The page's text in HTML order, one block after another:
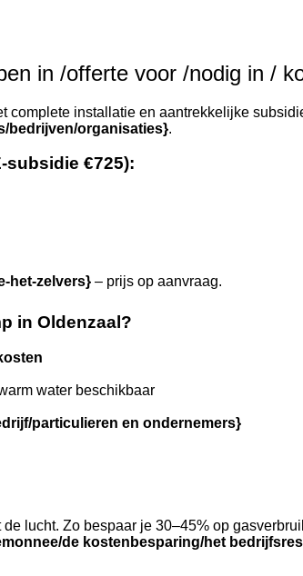
in /offerte voor /nodig in /
complete installatie en aantrekkelijke
bedrijven/organisaties}.
subsidie €725):
het-zelvers} – prijs op aanvraag.
in Oldenzaal?
water beschikbaar
particulieren en ondernemers}
lucht. Zo bespaar je 30–45% op
de kostenbesparing/het